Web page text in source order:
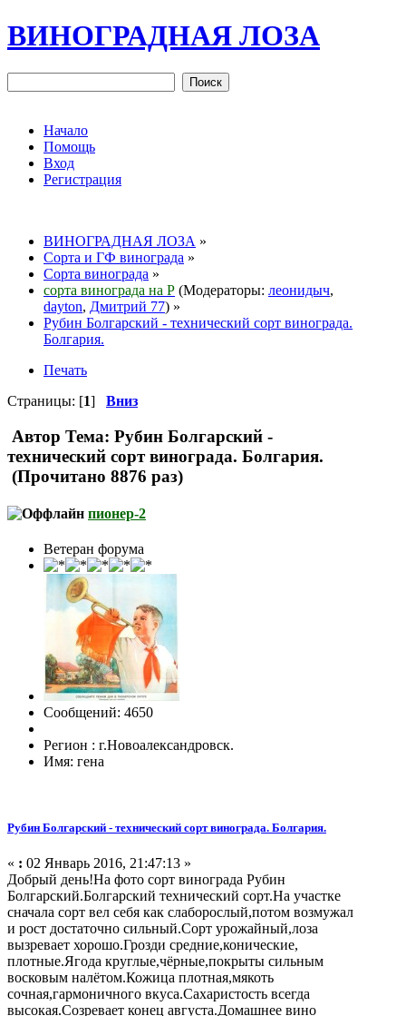
ВИНОГРАДНАЯ ЛОЗА
Начало
Помощь
Вход
Регистрация
ВИНОГРАДНАЯ ЛОЗА »
Сорта и ГФ винограда »
Сорта винограда »
сорта винограда на Р (Модераторы: леонидыч,
dayton, Дмитрий 77) »
Рубин Болгарский - технический сорт винограда.
Болгария.
Печать
Страницы: [1] Вниз
Автор Тема: Рубин Болгарский -
технический сорт винограда. Болгария.
(Прочитано 8876 раз)
пионер-2
Ветеран форума
Сообщений: 4650
Регион : г.Новоалександровск.
Имя: гена
Рубин Болгарский - технический сорт винограда. Болгария.
« : 02 Январь 2016, 21:47:13 »
Добрый день!На фото сорт винограда Рубин
Болгарский.Болгарский технический сорт.На участке
сначала сорт вел себя как слаборослый,потом возмужал
и рост достаточно сильный.Сорт урожайный,лоза
вызревает хорошо.Грозди средние,конические,
плотные.Ягода круглые,чёрные,покрыты сильным
восковым налётом.Кожица плотная,мякоть
сочная,гармоничного вкуса.Сахаристость всегда
высокая.Созревает конец августа.Домашнее вино